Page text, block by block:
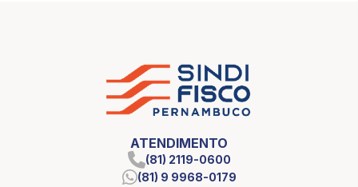
ATENDIMENTO
(81) 2119-0600
(81) 9 9968-0179